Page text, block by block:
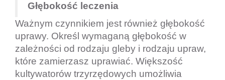
Głębokość leczenia
Ważnym czynnikiem jest również głębokość
uprawy. Określ wymaganą głębokość w
zależności od rodzaju gleby i rodzaju upraw,
które zamierzasz uprawiać. Większość
kultywatorów trzyrzędowych umożliwia